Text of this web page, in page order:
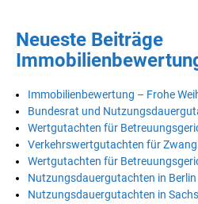
Neueste Beiträge
Immobilienbewertung – Frohe
Bundesrat und
Wertgutachten für
Verkehrswertgutachten für
Wertgutachten für
Nutzungsdauergutachten in Berlin
Nutzungsdauergutachten in